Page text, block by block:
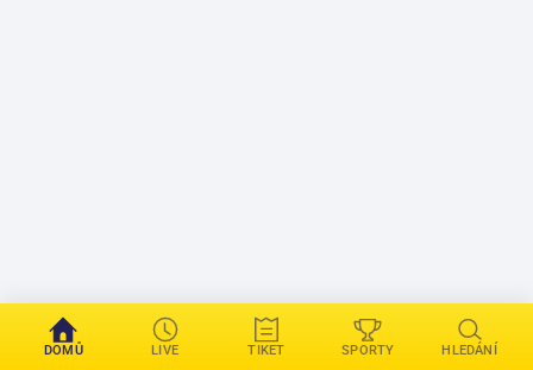
DOMŮ LIVE TIKET SPORTY HLEDÁNÍ